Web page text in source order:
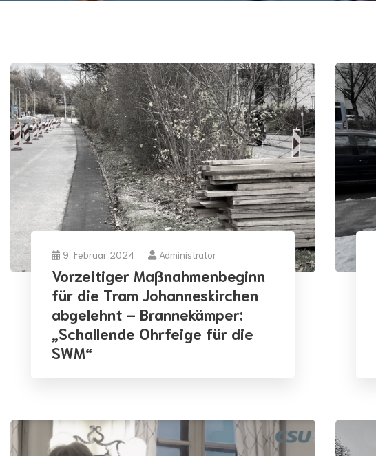
9. Februar 2024 Administrator
Vorzeitiger Maßnahmenbeginn
für die Tram Johanneskirchen
abgelehnt – Brannekämper:
„Schallende Ohrfeige für die
SWM“